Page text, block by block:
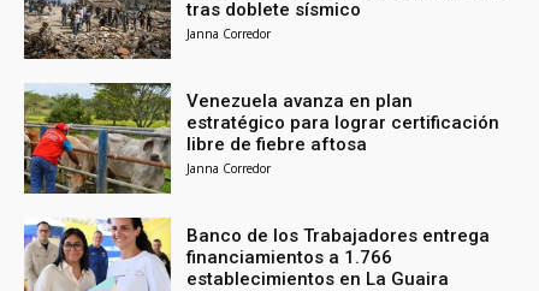
tras doblete sísmico
Janna Corredor
Venezuela avanza en plan
estratégico para lograr certificación
libre de fiebre aftosa
Janna Corredor
Banco de los Trabajadores entrega
financiamientos a 1.766
establecimientos en La Guaira